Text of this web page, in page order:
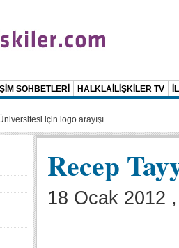
SOHBETLERİ HALKLAİLİŞKİLER TV
için logo arayışı
Recep
18 Ocak 2012